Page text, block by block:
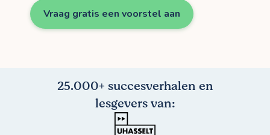
Vraag gratis een voorstel aan
25.000+ succesverhalen en
lesgevers van: